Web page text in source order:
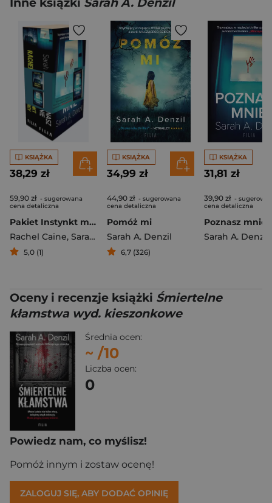
KSIĄŻKA
38,29 zł
59,90 zł - sugerowana
cena detaliczna
Pakiet Instynkt mordercy / Poznasz mnie
Rachel Caine, Sarah A. Denzil
5,0 (1)
KSIĄŻKA
34,99 zł
44,90 zł - sugerowana
cena detaliczna
Pomóż mi
Sarah A. Denzil
6,7 (326)
KSIĄŻKA
31,81 zł
39,90 zł -
cena detaliczna
Poznasz mnie
Sarah A. Denzil
Oceny i recenzje książki Śmiertelne
kłamstwa wyd. kieszonkowe
Średnia ocen:
~ /10
Liczba ocen:
0
Powiedz nam, co myślisz!
Pomóż innym i zostaw ocenę!
ZALOGUJ SIĘ, ABY DODAĆ OPINIĘ